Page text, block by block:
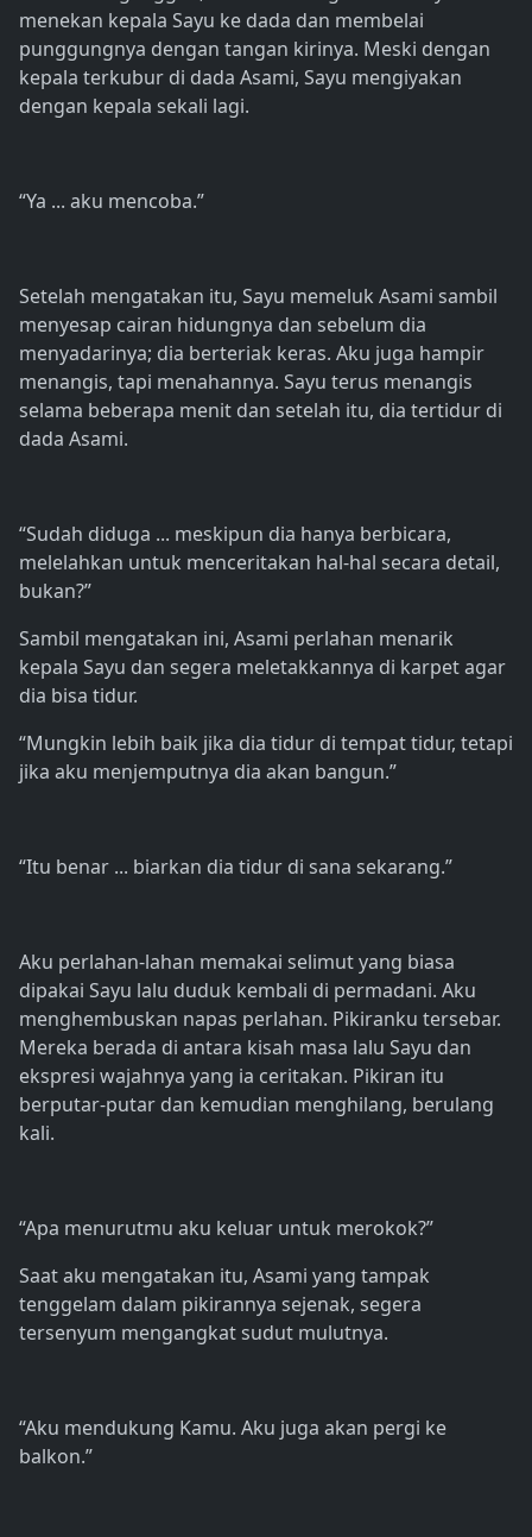
menekan kepala Sayu ke dada dan membelai
punggungnya dengan tangan kirinya. Meski dengan
kepala terkubur di dada Asami, Sayu mengiyakan
dengan kepala sekali lagi.
“Ya ... aku mencoba.”
Setelah mengatakan itu, Sayu memeluk Asami sambil
menyesap cairan hidungnya dan sebelum dia
menyadarinya; dia berteriak keras. Aku juga hampir
menangis, tapi menahannya. Sayu terus menangis
selama beberapa menit dan setelah itu, dia tertidur di
dada Asami.
“Sudah diduga ... meskipun dia hanya berbicara,
melelahkan untuk menceritakan hal-hal secara detail,
bukan?”
Sambil mengatakan ini, Asami perlahan menarik
kepala Sayu dan segera meletakkannya di karpet agar
dia bisa tidur.
“Mungkin lebih baik jika dia tidur di tempat tidur, tetapi
jika aku menjemputnya dia akan bangun.”
“Itu benar ... biarkan dia tidur di sana sekarang.”
Aku perlahan-lahan memakai selimut yang biasa
dipakai Sayu lalu duduk kembali di permadani. Aku
menghembuskan napas perlahan. Pikiranku tersebar.
Mereka berada di antara kisah masa lalu Sayu dan
ekspresi wajahnya yang ia ceritakan. Pikiran itu
berputar-putar dan kemudian menghilang, berulang
kali.
“Apa menurutmu aku keluar untuk merokok?”
Saat aku mengatakan itu, Asami yang tampak
tenggelam dalam pikirannya sejenak, segera
tersenyum mengangkat sudut mulutnya.
“Aku mendukung Kamu. Aku juga akan pergi ke
balkon.”